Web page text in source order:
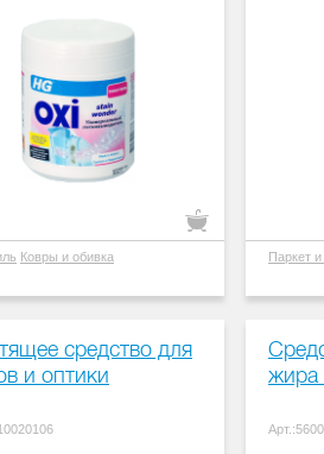
Ковры и обивка Паркет
средство для
и оптики